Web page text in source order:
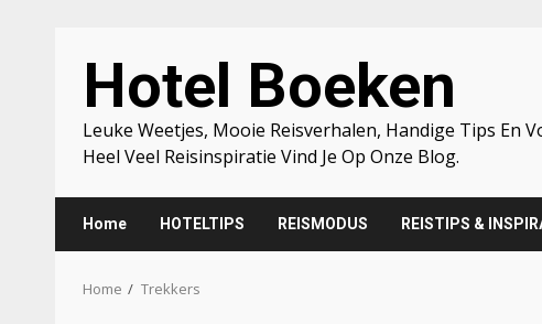
content
Hotel Boeken
Leuke Weetjes, Mooie Reisverhalen, Handige Tips En
Heel Veel Reisinspiratie Vind Je Op Onze Blog.
Home HOTELTIPS REISMODUS REISTIPS &
Home Trekkers